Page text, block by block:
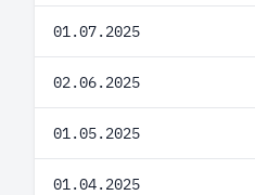
01.07.2025
02.06.2025
01.05.2025
01.04.2025